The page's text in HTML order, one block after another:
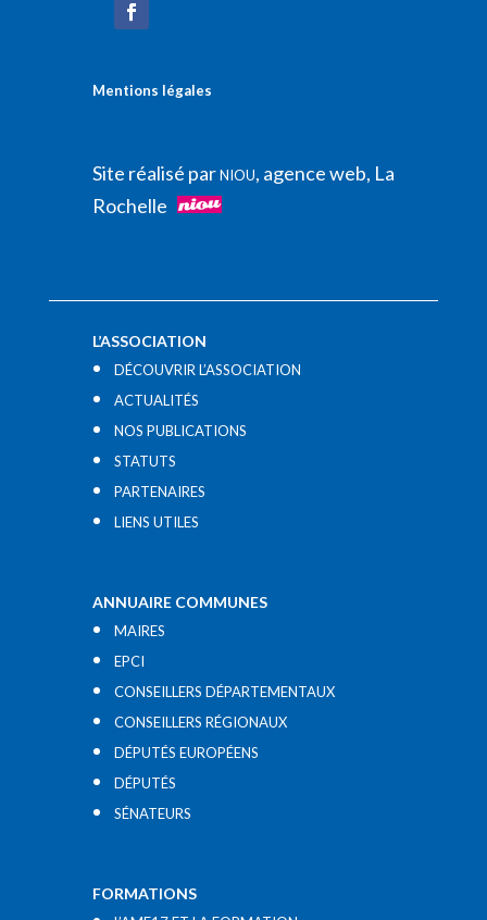
Mentions légales
Site réalisé parNIOU, agence web, La
Rochelle
L’ASSOCIATION
DÉCOUVRIR L’ASSOCIATION
ACTUALITÉS
NOS PUBLICATIONS
STATUTS
PARTENAIRES
LIENS UTILES​
ANNUAIRE COMMUNES
MAIRES
EPCI
CONSEILLERS DÉPARTEMENTAUX
CONSEILLERS RÉGIONAUX
DÉPUTÉS EUROPÉENS
DÉPUTÉS
SÉNATEURS
FORMATIONS